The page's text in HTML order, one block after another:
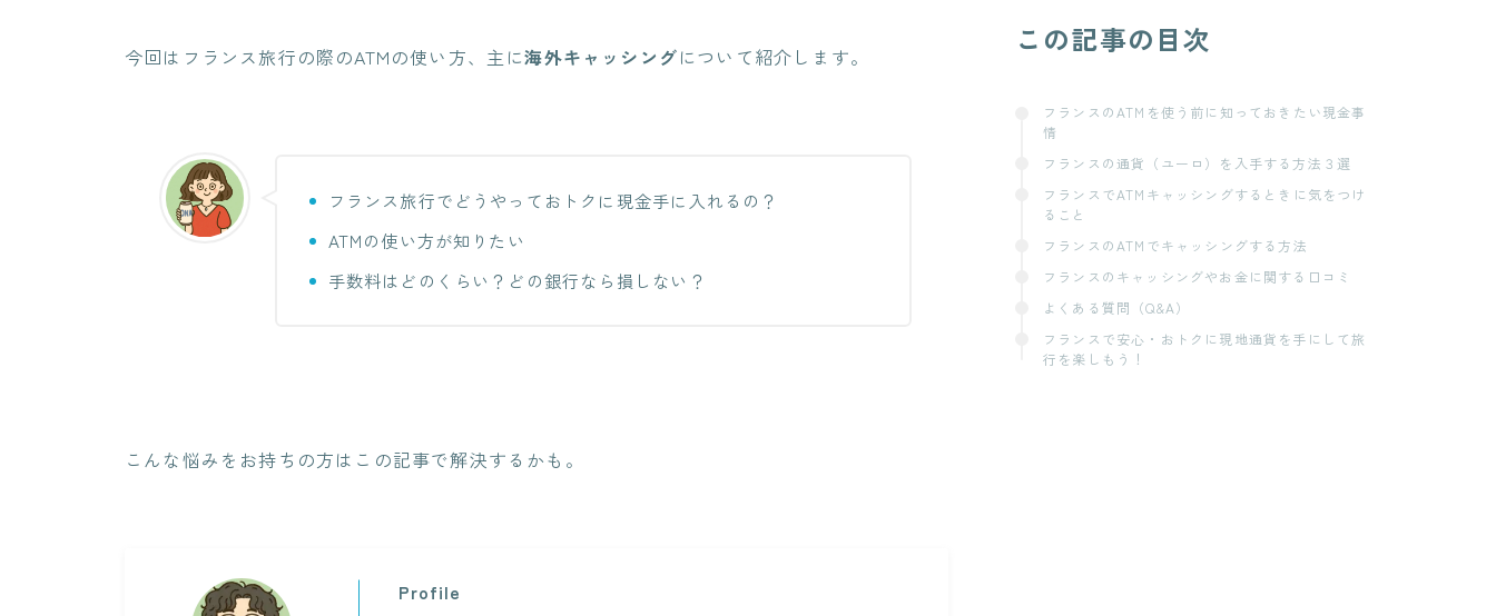
今回はフランス旅行の際のATMの使い方、主に海外キャッシングについて紹介します。
フランス旅行でどうやっておトクに現金手に入れるの？
ATMの使い方が知りたい
手数料はどのくらい？どの銀行なら損しない？
こんな悩みをお持ちの方はこの記事で解決するかも。
Profile
この記事の目次
フランスのATMを使う前に知っておきたい現金事
情
フランスの通貨（ユーロ）を入手する方法３選
フランスでATMキャッシングするときに気をつけ
ること
フランスのATMでキャッシングする方法
フランスのキャッシングやお金に関する口コミ
よくある質問（Q&A）
フランスで安心・おトクに現地通貨を手にして旅
行を楽しもう！